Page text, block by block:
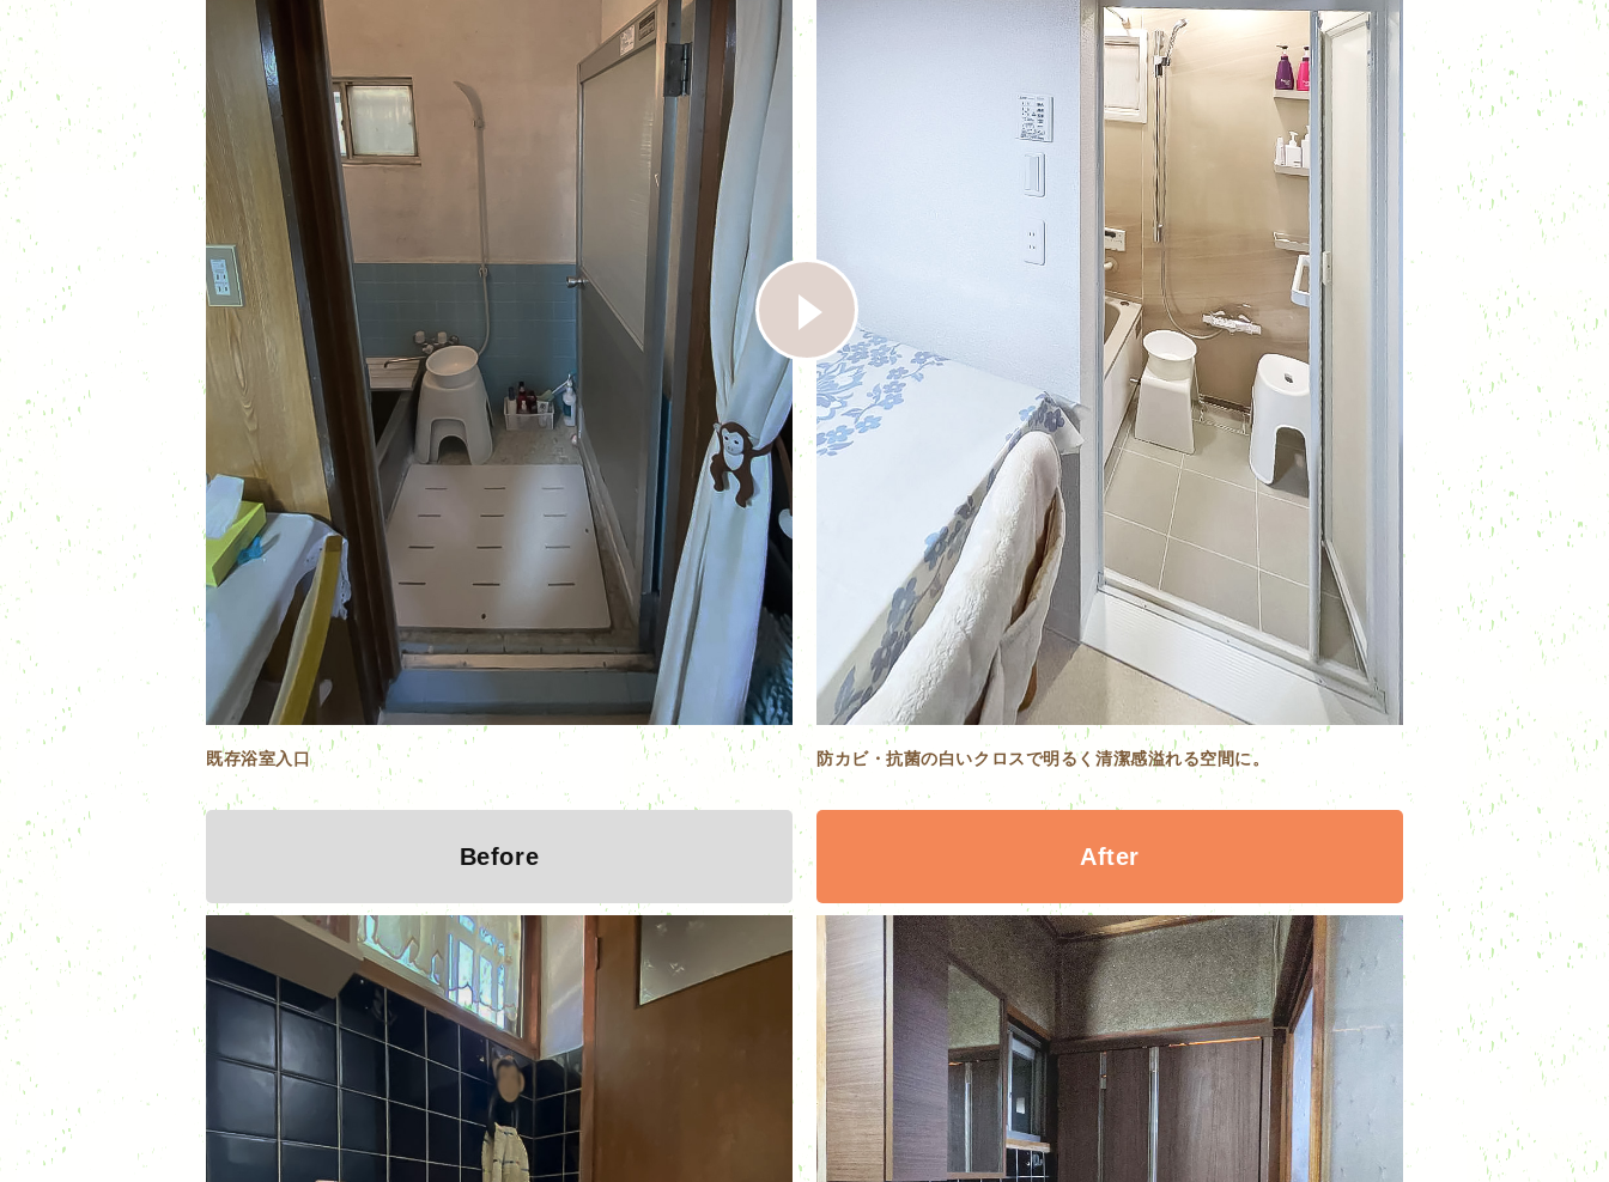
既存浴室入口 防カビ・抗菌の白いクロスで明るく清潔感溢れる空間に。
Before After